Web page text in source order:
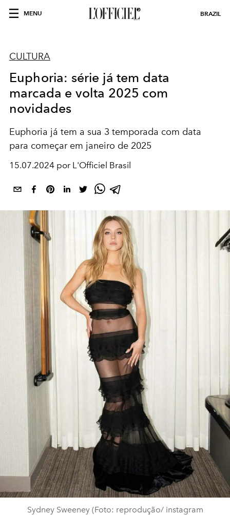
MENU BRAZIL
CULTURA
Euphoria: série já tem data
marcada e volta 2025 com
novidades
Euphoria já tem a sua 3 temporada com data
para começar em janeiro de 2025
15.07.2024 por L'Officiel Brasil
Sydney Sweeney (Foto: reprodução/ instagram